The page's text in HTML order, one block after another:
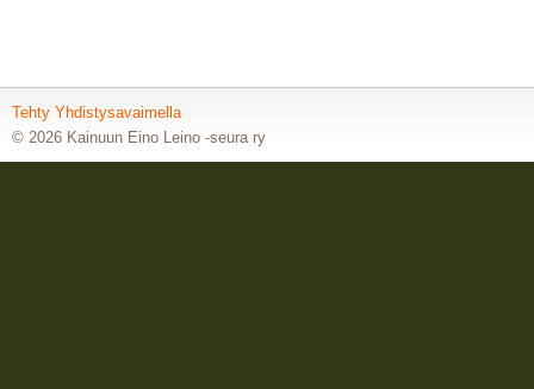
Tehty Yhdistysavaimella
© 2026 Kainuun Eino Leino -seura ry